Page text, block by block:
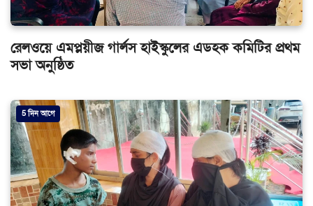
রেলওয়ে এমপ্লয়ীজ গার্লস হাইস্কুলের এডহক কমিটির প্রথম
সভা অনুষ্ঠিত
5 দিন আগে